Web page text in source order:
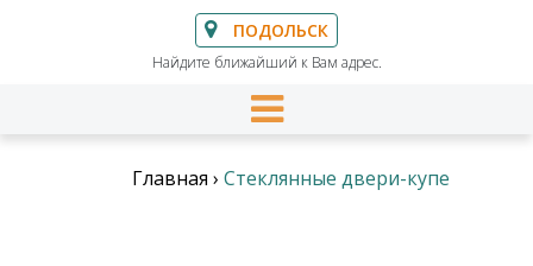
ПОДОЛЬСК
Найдите ближайший к Вам адрес.
Главная › Стеклянные двери-купе